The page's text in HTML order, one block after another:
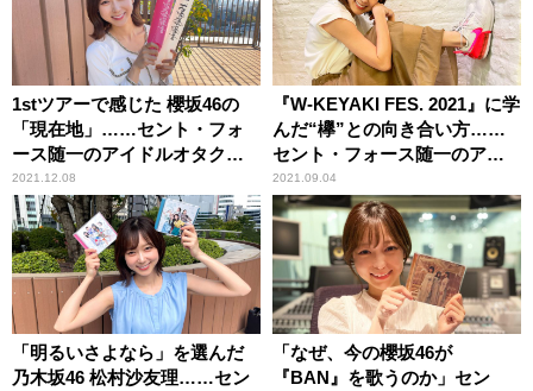
1stツアーで感じた 櫻坂46の
「現在地」……セント・フォ
ース随一のアイドルオタク・
吉田悠希が憶う“この1年”
2021.12.08
『W-KEYAKI FES. 2021』に学
んだ“欅”との向き合い方……
セント・フォース随一のアイ
ドルオタク・吉田悠希による
「再確認」
2021.09.04
「明るいさよなら」を選んだ
乃木坂46 松村沙友理……セン
「なぜ、今の櫻坂46が
『BAN』を歌うのか」セン